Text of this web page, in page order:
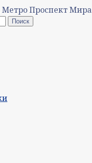
Метро Проспект Мира